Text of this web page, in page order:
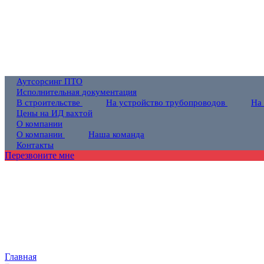
Аутсорсинг ПТО
Исполнительная документация
В строительстве
На устройство трубопроводов На
Цены на ИД вахтой
О компании
О компании
Наша команда
Контакты
Перезвоните мне
Главная